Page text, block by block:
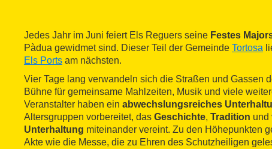
Jedes Jahr im Juni feiert Els Reguers seine Festes
Pàdua gewidmet sind. Dieser Teil der Gemeinde Tortosa
Els Ports am nächsten.
Vier Tage lang verwandeln sich die Straßen und Gassen
Bühne für gemeinsame Mahlzeiten, Musik und viele
Veranstalter haben ein abwechslungsreiches
Altersgruppen vorbereitet, das Geschichte, Tradition und
Unterhaltung miteinander vereint. Zu den Höhepunkten
Akte wie die Messe, die zu Ehren des Schutzheiligen